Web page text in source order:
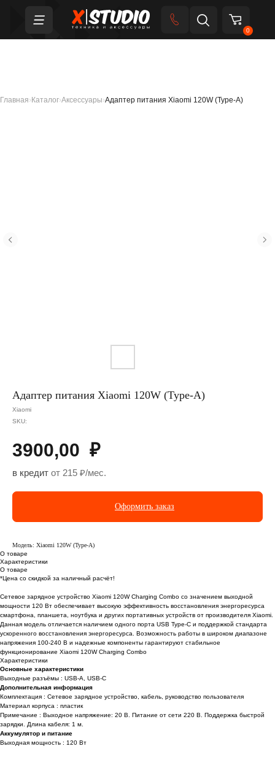
0
Главная› Каталог›Аксессуары›Адаптер питания Xiaomi 120W (Type-A)
Адаптер питания Xiaomi 120W (Type-A)
Xiaomi
SKU:
3900,00 ₽
в кредит от 215 ₽/мес.
Оформить заказ
Модель: Xiaomi 120W (Type-A)
О товаре
Характеристики
О товаре
*Цена со скидкой за наличный расчёт!
Сетевое зарядное устройство Xiaomi 120W Charging Combo со значением выходной
мощности 120 Вт обеспечивает высокую эффективность восстановления энергоресурса
смартфона, планшета, ноутбука и других портативных устройств от производителя Xiaomi.
Данная модель отличается наличием одного порта USB Type-C и поддержкой стандарта
ускоренного восстановления энергоресурса. Возможность работы в широком диапазоне
напряжения 100-240 В и надежные компоненты гарантируют стабильное
функционирование Xiaomi 120W Charging Combo
Характеристики
Основные характеристики
Выходные разъёмы : USB-A, USB-C
Дополнительная информация
Комплектация : Сетевое зарядное устройство, кабель, руководство пользователя
Материал корпуса : пластик
Примечание : Выходное напряжение: 20 В. Питание от сети 220 В. Поддержка быстрой
зарядки. Длина кабеля: 1 м.
Аккумулятор и питание
Выходная мощность : 120 Вт